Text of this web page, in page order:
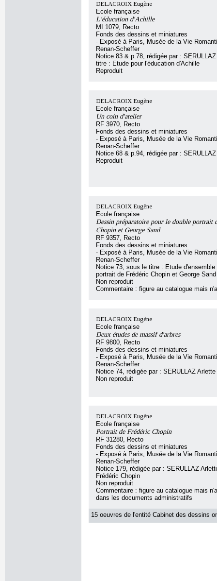
DELACROIX Eugène
Ecole française
L'éducation d'Achille
MI 1079, Recto
Fonds des dessins et miniatures
- Exposé à Paris, Musée de la Vie
Renan-Scheffer
Notice 83 & p.78, rédigée par :
titre : Etude pour l'éducation d'Achille
Reproduit
DELACROIX Eugène
Ecole française
Un coin d'atelier
RF 3970, Recto
Fonds des dessins et miniatures
- Exposé à Paris, Musée de la Vie
Renan-Scheffer
Notice 68 & p.94, rédigée par :
Reproduit
DELACROIX Eugène
Ecole française
Dessin préparatoire pour le double portrait
Chopin et George Sand
RF 9357, Recto
Fonds des dessins et miniatures
- Exposé à Paris, Musée de la Vie
Renan-Scheffer
Notice 73, sous le titre : Etude d'ensemble
portrait de Frédéric Chopin et George Sand
Non reproduit
Commentaire : figure au catalogue mais
DELACROIX Eugène
Ecole française
Deux études de massif d'arbres
RF 9800, Recto
Fonds des dessins et miniatures
- Exposé à Paris, Musée de la Vie
Renan-Scheffer
Notice 74, rédigée par : SERULLAZ Arlette
Non reproduit
DELACROIX Eugène
Ecole française
Portrait de Frédéric Chopin
RF 31280, Recto
Fonds des dessins et miniatures
- Exposé à Paris, Musée de la Vie
Renan-Scheffer
Notice 179, rédigée par : SERULLAZ
Frédéric Chopin
Non reproduit
Commentaire : figure au catalogue mais
dans les documents administratifs
15 oeuvres de l'entité Cabinet des dessins